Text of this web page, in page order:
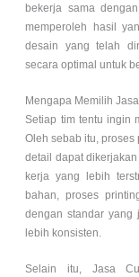
bekerja sama
memperoleh hasil
desain yang telah
secara optimal untuk
Mengapa Memilih
Setiap tim tentu ingin
Oleh sebab itu,
detail dapat
kerja yang lebih
bahan, proses
dengan standar yang
lebih konsisten.
Selain itu, Jasa